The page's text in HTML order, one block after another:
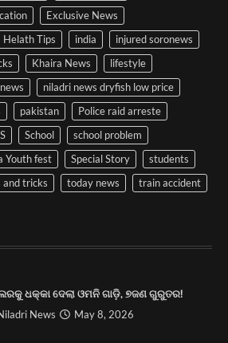
Exclusive News
Helath Tips india
injured soronews
Khaira News
lifestyle
niladri news dryfish low price
pakistan
Police raid arreste
School
school problem
Youth fest Special Story
students
and tricks today news
train accident
ଧକ୍କା ଦେଲା ଓମନି ଗାଡ଼ି, ୭ଜଣ ଗୁରୁତର!
News May 8, 2026
ଧର୍ମେନ୍ଦ୍ର ପ୍ରଧାନଙ୍କ ୫୮ ତମ
ଉପଲକ୍ଷେ ବିଶାଳ ରକ୍ତଦାନ ଶିବିର।